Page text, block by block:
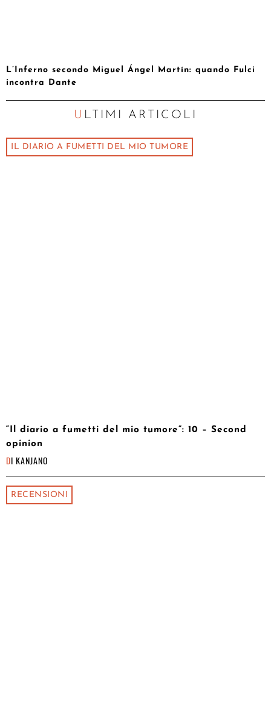
L’Inferno secondo Miguel Ángel Martín: quando Fulci
incontra Dante
ULTIMI ARTICOLI
IL DIARIO A FUMETTI DEL MIO TUMORE
“Il diario a fumetti del mio tumore”: 10 – Second
opinion
DI KANJANO
RECENSIONI